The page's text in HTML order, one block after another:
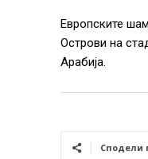
Европските
Острови на
Арабија.
Сподели